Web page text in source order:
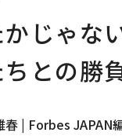
かじゃ
との勝
春 | Forbes JAPAN